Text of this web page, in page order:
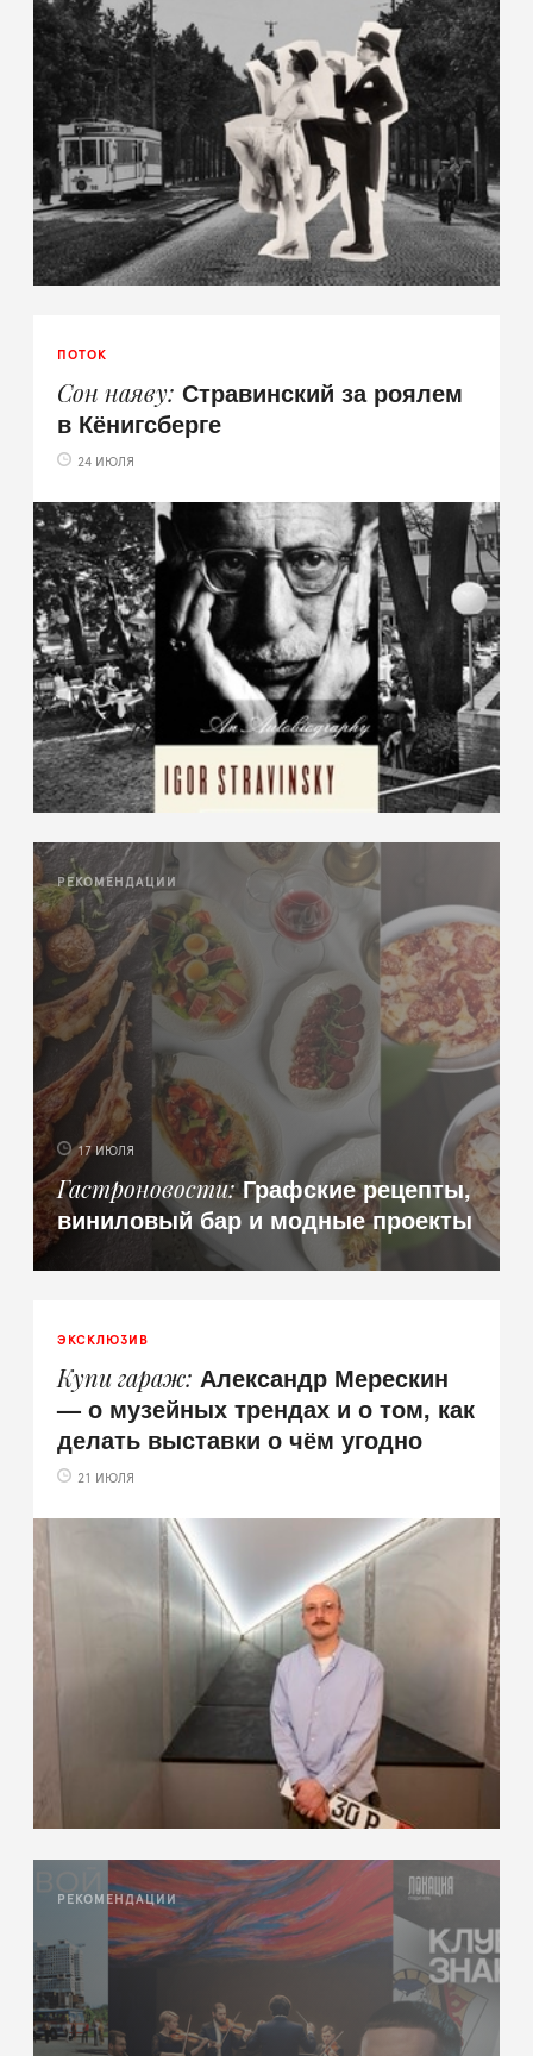
ПОТОК
Сон наяву Стравинский за роялем
в Кёнигсберге
24 ИЮЛЯ
РЕКОМЕНДАЦИИ
17 ИЮЛЯ
Гастроновости Графские рецепты,
виниловый бар и модные проекты
ЭКСКЛЮЗИВ
Купи гараж Александр Мерескин
— о музейных трендах и о том, как
делать выставки о чём угодно
21 ИЮЛЯ
РЕКОМЕНДАЦИИ